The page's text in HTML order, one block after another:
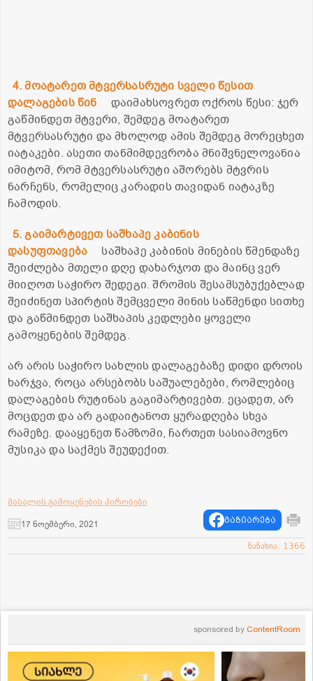
4. მოატარეთ მტვერსასრუტი სველი წესით
დალაგების წინ
დაიმახსოვრეთ ოქროს წესი: ჯერ
გაწმინდეთ მტვერი, შემდეგ მოატარეთ
მტვერსასრუტი და მხოლოდ ამის შემდეგ მორეცხეთ
იატაკები. ასეთი თანმიმდევრობა მნიშვნელოვანია
იმიტომ, რომ მტვერსასრუტი აშორებს მტვრის
ნარჩენს, რომელიც კარადის თავიდან იატაკზე
ჩამოდის.
5. გაიმარტივეთ საშხაპე კაბინის
დასუფთავება
საშხაპე კაბინის მინების წმენდაზე
შეიძლება მთელი დღე დახარჯოთ და მაინც ვერ
მიიღოთ საჭირო შედეგი. შრომის შესამსუბუქებლად
შეიძინეთ სპირტის შემცველი მინის საწმენდი სითხე
და გაწმინდეთ საშხაპის კედლები ყოველი
გამოყენების შემდეგ.
არ არის საჭირო სახლის დალაგებაზე დიდი დროის
ხარჯვა, როცა არსებობს საშუალებები, რომლებიც
დალაგების რუტინას გაგიმარტივებთ. ეცადეთ, არ
მოცდეთ და არ გადაიტანოთ ყურადღება სხვა
რამეზე. დააყენეთ წამზომი, ჩართეთ სასიამოვნო
მუსიკა და საქმეს შეუდექით.
მასალის გამოყენების პირობები
17 ნოემბერი, 2021
გაზიარება
ნანახია: 1366
sponsored by ContentRoom